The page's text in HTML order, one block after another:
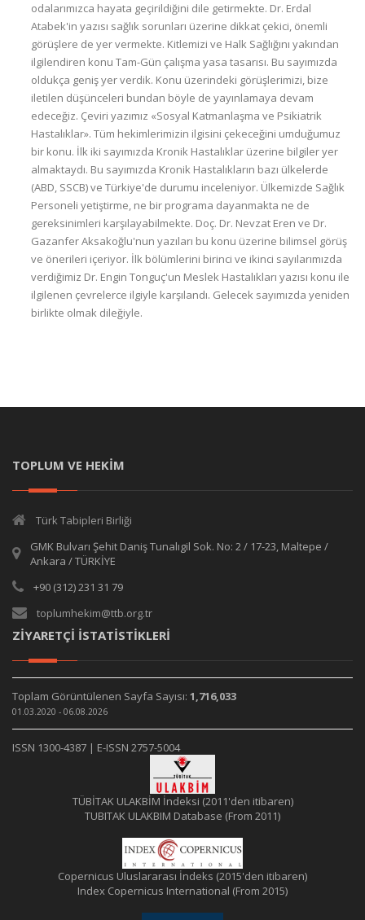
odalarımızca hayata geçirildiğini dile getirmekte. Dr. Erdal
Atabek'in yazısı sağlık sorunları üzerine dikkat çekici, önemli
görüşlere de yer vermekte. Kitlemizi ve Halk Sağlığını yakından
ilgilendiren konu Tam-Gün çalışma yasa tasarısı. Bu sayımızda
oldukça geniş yer verdik. Konu üzerindeki görüşlerimizi, bize
iletilen düşünceleri bundan böyle de yayınlamaya devam
edeceğiz. Çeviri yazımız «Sosyal Katmanlaşma ve Psikiatrik
Hastalıklar». Tüm hekimlerimizin ilgisini çekeceğini umduğumuz
bir konu. İlk iki sayımızda Kronik Hastalıklar üzerine bilgiler yer
almaktaydı. Bu sayımızda Kronik Hastalıkların bazı ülkelerde
(ABD, SSCB) ve Türkiye'de durumu inceleniyor. Ülkemizde Sağlık
Personeli yetiştirme, ne bir programa dayanmakta ne de
gereksinimleri karşılayabilmekte. Doç. Dr. Nevzat Eren ve Dr.
Gazanfer Aksakoğlu'nun yazıları bu konu üzerine bilimsel görüş
ve önerileri içeriyor. İlk bölümlerini birinci ve ikinci sayılarımızda
verdiğimiz Dr. Engin Tonguç'un Meslek Hastalıkları yazısı konu ile
ilgilenen çevrelerce ilgiyle karşılandı. Gelecek sayımızda yeniden
birlikte olmak dileğiyle.
TOPLUM VE HEKİM
Türk Tabipleri Birliği
GMK Bulvarı Şehit Daniş Tunalıgil Sok. No: 2 / 17-23, Maltepe /
Ankara / TÜRKİYE
+90 (312) 231 31 79
toplumhekim@ttb.org.tr
ZİYARETÇİ İSTATİSTİKLERİ
Toplam Görüntülenen Sayfa Sayısı: 1,716,033
01.03.2020 - 06.08.2026
ISSN 1300-4387 | E-ISSN 2757-5004
TÜBİTAK ULAKBİM İndeksi (2011'den itibaren)
TUBITAK ULAKBIM Database (From 2011)
Copernicus Uluslararası İndeks (2015'den itibaren)
Index Copernicus International (From 2015)